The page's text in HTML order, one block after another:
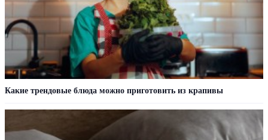
Какие трендовые блюда можно приготовить из крапивы